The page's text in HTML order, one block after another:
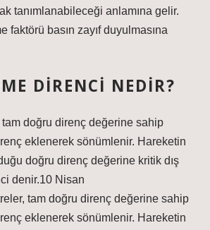
tanımlanabileceği anlamına gelir.
faktörü basın zayıf duyulmasına
DIRENCI NEDIR?
doğru direnç değerine sahip
eklenerek sönümlenir. Hareketin
doğru direnç değerine kritik dış
denir.10 Nisan
tam doğru direnç değerine sahip
eklenerek sönümlenir. Hareketin